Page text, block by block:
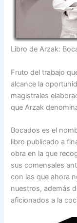
Libro de Arzak:
Fruto del trabajo
alcance la
magistrales
que Arzak
Bocados es el
libro publicado a
obra en la que
sus comensales
con las que ahora
nuestros, además
aficionados a la